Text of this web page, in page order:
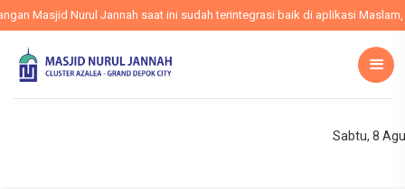
Masjid Nurul Jannah saat ini sudah terintegrasi baik di aplikasi Maslam,
Sabtu, 8